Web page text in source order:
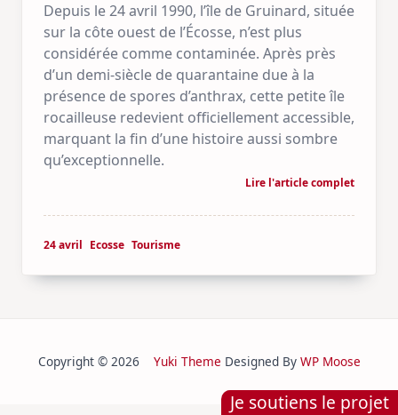
Je soutiens le projet
Depuis le 24 avril 1990, l’île de Gruinard, située
sur la côte ouest de l’Écosse, n’est plus
considérée comme contaminée. Après près
d’un demi-siècle de quarantaine due à la
présence de spores d’anthrax, cette petite île
rocailleuse redevient officiellement accessible,
marquant la fin d’une histoire aussi sombre
qu’exceptionnelle.
Lire l'article complet
24 avril Ecosse Tourisme
Copyright © 2026 Yuki Theme Designed By WP Moose